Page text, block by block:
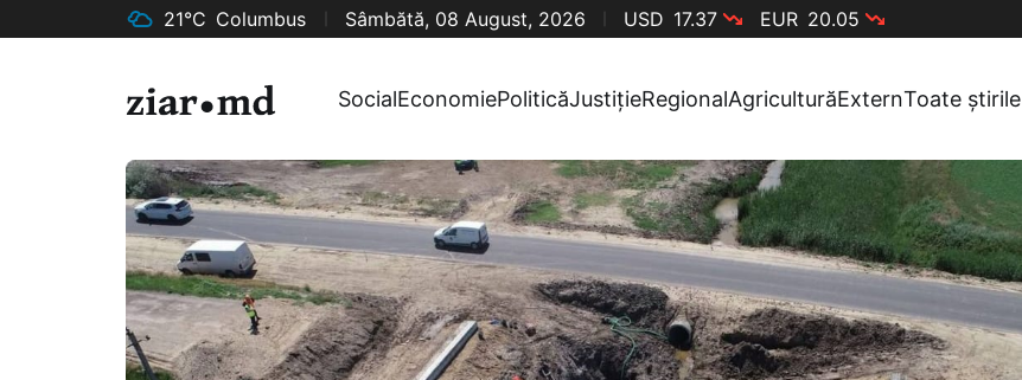
21°C Columbus Sâmbătă, 08 August, 2026 USD 17.37 EUR 20.05
SocialEconomiePoliticăJustițieRegionalAgriculturăExternToate știrile